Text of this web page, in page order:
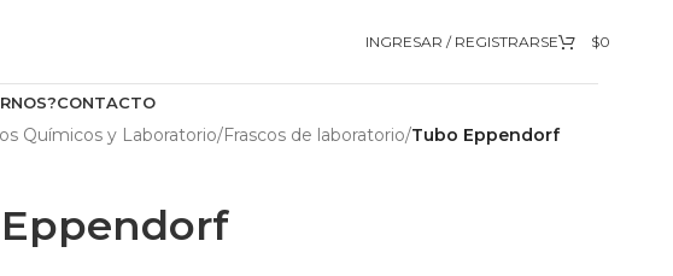
INGRESAR / REGISTRARSE $0
CONTACTO
Químicos y Laboratorio/Frascos de laboratorio/Tubo Eppendorf